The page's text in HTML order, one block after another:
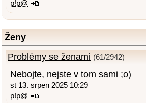
p!p@
Ženy
Problémy se ženami (61/2942)
Nebojte, nejste v tom sami ;o)
st 13. srpen 2025 10:29
p!p@